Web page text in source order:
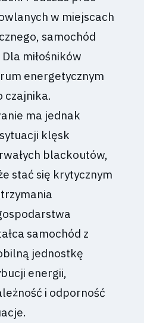
w miejscach
samochód
miłośników
energetycznym
czajnika.
ma jednak
klęsk
blackoutów,
stać się krytycznym
samochód z
jednostkę
energii,
i odporność